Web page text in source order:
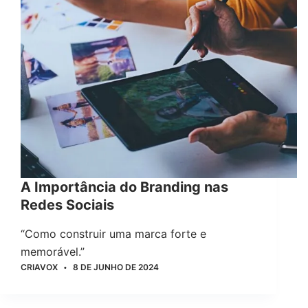
A Importância do Branding nas
Redes Sociais
“Como construir uma marca forte e
memorável.”
CRIAVOX 8 DE JUNHO DE 2024